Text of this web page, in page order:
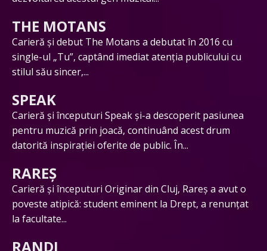
THE MOTANS
Carieră și debut The Motans a debutat în 2016 cu
single-ul „Tu”, captând imediat atenția publicului cu
stilul său sincer,...
SPEAK
Carieră și începuturi Speak și-a descoperit pasiunea
pentru muzică prin joacă, continuând acest drum
datorită inspirației oferite de public. În...
RAREȘ
Carieră și începuturi Originar din Cluj, Rareș a avut o
poveste atipică: student eminent la Drept, a renunțat
la facultate...
RANDI